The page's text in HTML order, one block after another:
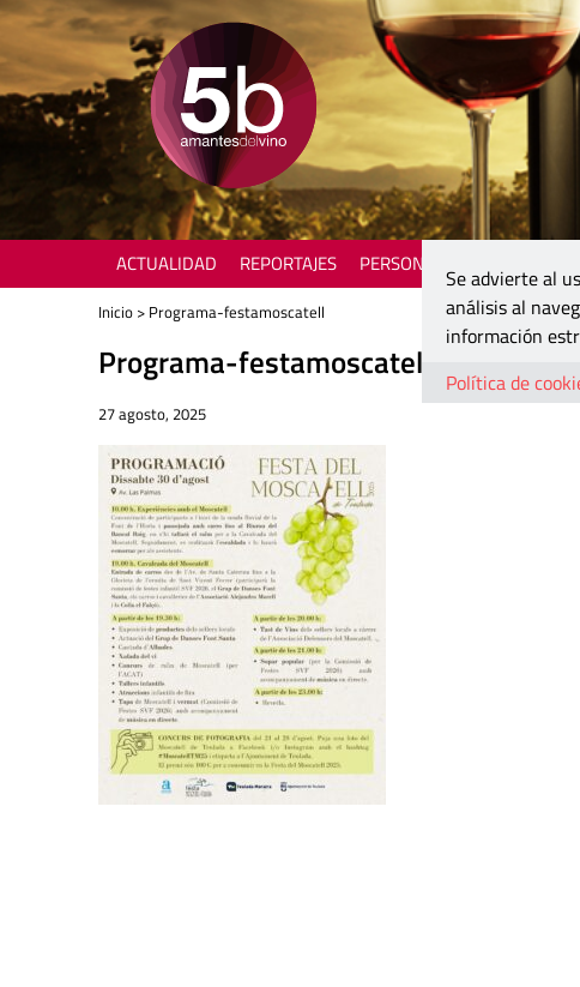
ACTUALIDAD REPORTAJES PERSONAJES
Inicio > Programa-festamoscatell
Programa-festamoscatell
27 agosto, 2025
Se advierte al
análisis al
información
Política de